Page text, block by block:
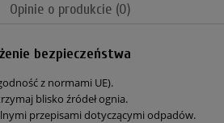
Opinie o produkcie (0)
bezpieczeństwa
z normami UE).
blisko źródeł ognia.
przepisami dotyczącymi odpadów.